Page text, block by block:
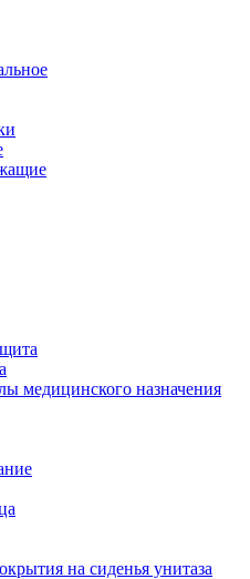
медицинского назначения
на сиденья унитаза